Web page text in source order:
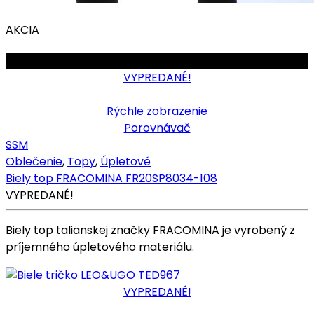
AKCIA
VYPREDANÉ!
Rýchle zobrazenie
Porovnávač
SSM
Oblečenie, Topy, Úpletové
Biely top FRACOMINA FR20SP8034-108
VYPREDANÉ!
Biely top talianskej značky FRACOMINA je vyrobený z
príjemného úpletového materiálu.
VYPREDANÉ!